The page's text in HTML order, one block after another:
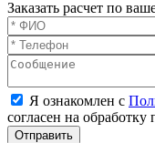
Заказать расчет по
Я ознакомлен с
согласен на
Отправить